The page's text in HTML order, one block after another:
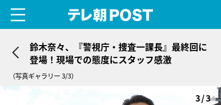
鈴木奈々、『警視庁・捜査一課長』最終回に
登場！現場での態度にスタッフ感激
（写真ギャラリー 3/3）
3/3